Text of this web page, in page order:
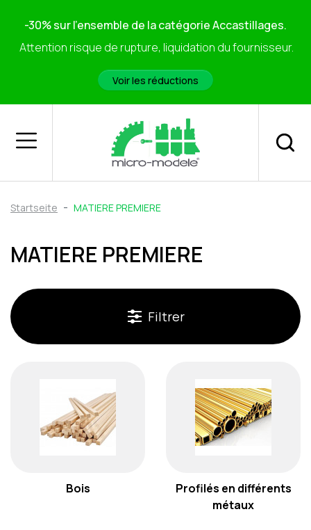
-30% sur l'ensemble de la catégorie Accastillages.
Attention risque de rupture, liquidation du fournisseur.
Voir les réductions
Startseite MATIERE PREMIERE
MATIERE PREMIERE
Filtrer
Bois
Profilés en différents
métaux